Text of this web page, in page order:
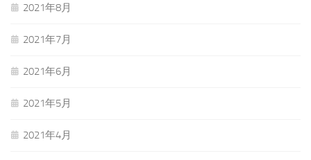
2021年8月
2021年7月
2021年6月
2021年5月
2021年4月